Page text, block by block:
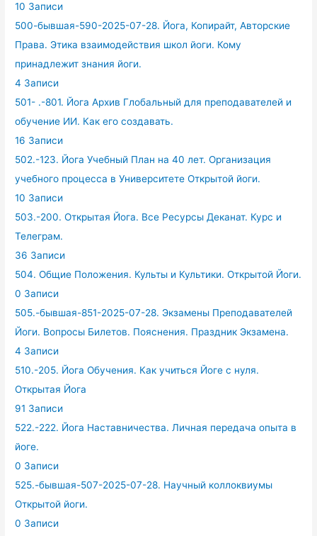
10 Записи
500-бывшая-590-2025-07-28. Йога, Копирайт, Авторские
Права. Этика взаимодействия школ йоги. Кому
принадлежит знания йоги.
4 Записи
501- .-801. Йога Архив Глобальный для преподавателей и
обучение ИИ. Как его создавать.
16 Записи
502.-123. Йога Учебный План на 40 лет. Организация
учебного процесса в Университете Открытой йоги.
10 Записи
503.-200. Открытая Йога. Все Ресурсы Деканат. Курс и
Телеграм.
36 Записи
504. Общие Положения. Культы и Культики. Открытой Йоги.
0 Записи
505.-бывшая-851-2025-07-28. Экзамены Преподавателей
Йоги. Вопросы Билетов. Пояснения. Праздник Экзамена.
4 Записи
510.-205. Йога Обучения. Как учиться Йоге с нуля.
Открытая Йога
91 Записи
522.-222. Йога Наставничества. Личная передача опыта в
йоге.
0 Записи
525.-бывшая-507-2025-07-28. Научный коллоквиумы
Открытой йоги.
0 Записи